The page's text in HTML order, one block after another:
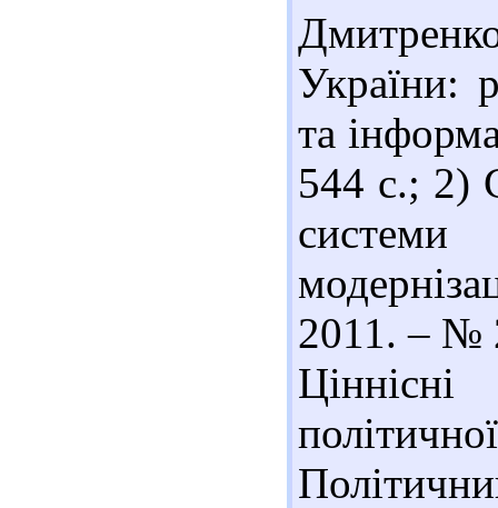
України:
та
544 с.; 2)
системи
2011. – №